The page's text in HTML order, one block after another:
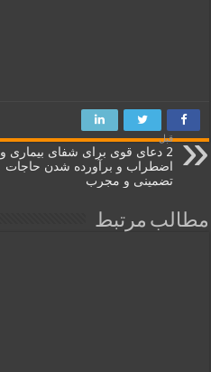
قبل
2 دعای قوی برای شفای بیماری و
اضطراب و برآورده شدن حاجات
تضمینی و مجرب
مطالب مرتبط